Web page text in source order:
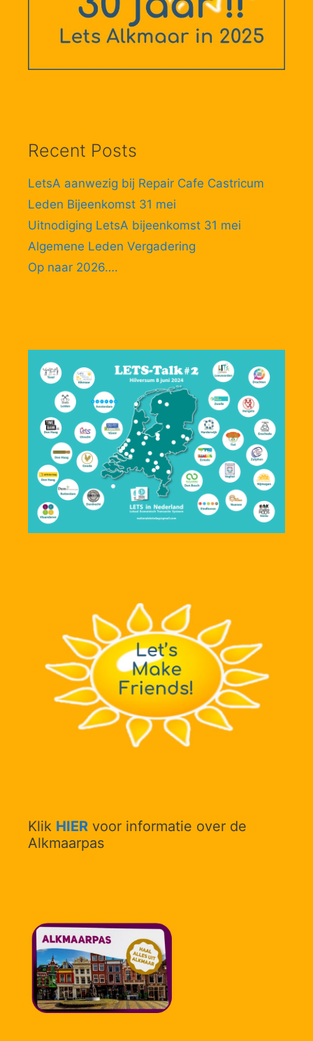
Recent Posts
LetsA aanwezig bij Repair Cafe Castricum
Leden Bijeenkomst 31 mei
Uitnodiging LetsA bijeenkomst 31 mei
Algemene Leden Vergadering
Op naar 2026….
Klik HIER voor informatie over de
Alkmaarpas